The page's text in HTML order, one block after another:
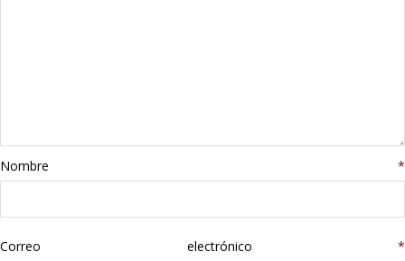
Stanley
libros
Nombre *
Correo electrónico *